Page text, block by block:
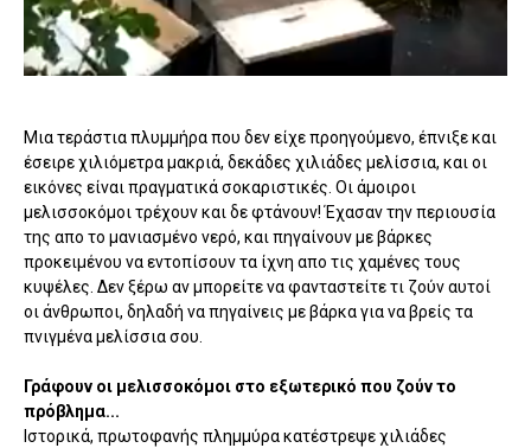
Μια τεράστια πλυμμήρα που δεν είχε προηγούμενο, έπνιξε και
έσειρε χιλιόμετρα μακριά, δεκάδες χιλιάδες μελίσσια, και οι
εικόνες είναι πραγματικά σοκαριστικές. Οι άμοιροι
μελισσοκόμοι τρέχουν και δε φτάνουν! Έχασαν την περιουσία
της απο το μανιασμένο νερό, και πηγαίνουν με βάρκες
προκειμένου να εντοπίσουν τα ίχνη απο τις χαμένες τους
κυψέλες. Δεν ξέρω αν μπορείτε να φανταστείτε τι ζούν αυτοί
οι άνθρωποι, δηλαδή να πηγαίνεις με βάρκα για να βρείς τα
πνιγμένα μελίσσια σου.
Γράφουν οι μελισσοκόμοι στο εξωτερικό που ζούν το
πρόβλημα...
Ιστορικά, πρωτοφανής πλημμύρα κατέστρεψε χιλιάδες